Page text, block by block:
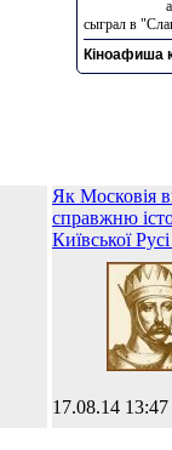
сыграл в
Кіноафиша
Як Московія
справжню
Київської
17.08.14 13:47